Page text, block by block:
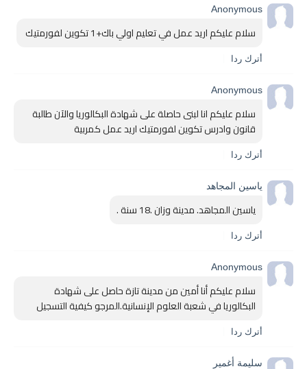
Anonymous
سلام عليكم اريد عمل في تعليم اولي باك+1 تكوين لفورمتيك
أترك ردا
Anonymous
قانون وادرس تكوين لفورمتيك اريد عمل كمربية
أترك ردا
ياسين المجاهد
ياسين المجاهد. مدينة وزان .18 سنة .
أترك ردا
Anonymous
البكالوريا في شعبة العلوم الإنسانية.المرجو كيفية التسجيل
أترك ردا
سليمة أغمير